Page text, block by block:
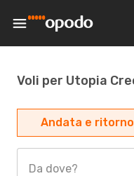
Voli per Utopia
Andata e ritorno
Da dove?